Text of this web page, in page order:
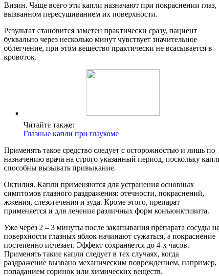
Визин. Чаще всего эти капли назначают при покраснении глаз,
вызванном пересушиванием их поверхности.
Результат становится заметен практически сразу, пациент
буквально через несколько минут чувствует значительное
облегчение, при этом вещество практически не всасывается в
кровоток.
Читайте также:
Глазные капли при глаукоме
Применять такое средство следует с осторожностью и лишь по
назначению врача на строго указанный период, поскольку
способны вызывать привыкание.
Октилия. Капли применяются для устранения основных
симптомов глазного раздражения: отечности, покраснений,
жжения, слезотечения и зуда. Кроме этого, препарат
применяется и для лечения различных форм конъюнктивита.
Уже через 2 – 3 минуты после закапывания препарата сосуды
поверхности глазных яблок начинают сужаться, а покраснение
постепенно исчезает. Эффект сохраняется до 4-х часов.
Применять такие капли следует в тех случаях, когда
раздражение вызвано механическим повреждением, например,
попаданием соринок или химических веществ.